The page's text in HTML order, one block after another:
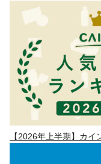
【2026年上半期】カ